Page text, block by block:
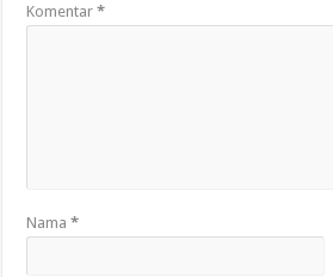
Komentar*
Nama*